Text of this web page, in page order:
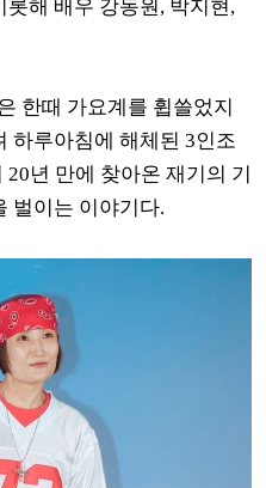
해 배우 강동원, 박지현,
한때 가요계를 휩쓸었지
하루아침에 해체된 3인조
년 만에 찾아온 재기의 기
벌이는 이야기다.